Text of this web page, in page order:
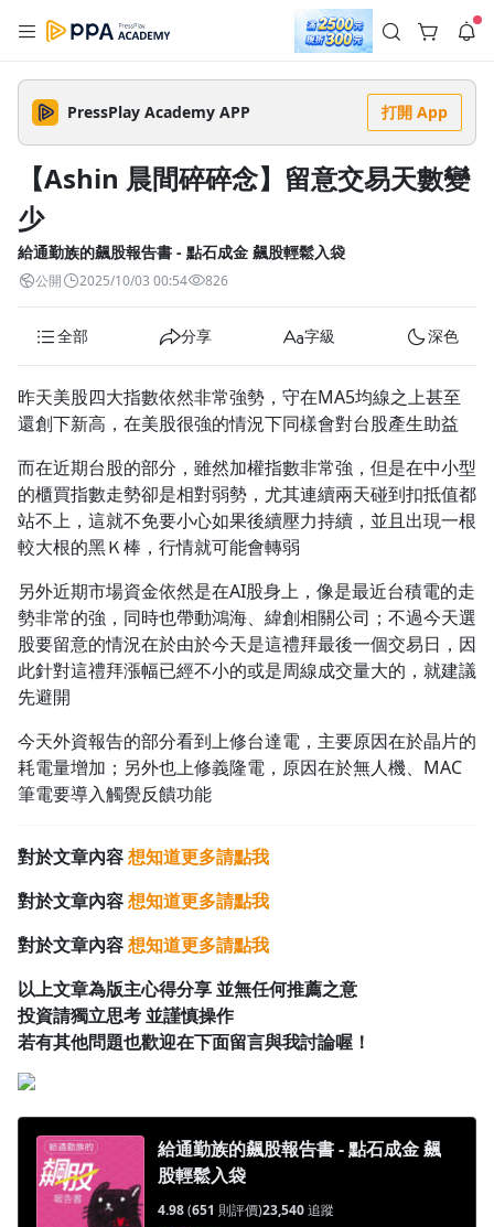
註冊領取 上千元優惠券！
公告
🌞 PPA 避暑津貼．冷氣房升級｜期間快閃活動
🥵 酷暑限時快閃｜單筆滿 NT$2,500 現折 NT$300、再贈最高
2% 點數回饋！🚀 酷暑來襲．偷偷在冷氣房升級 📈⭐️ 【冷氣房
進修 限時開跑】◾單筆滿 NT$2,500 現折 NT$300◾活動期間：
$5,000 回饋 2% 點數🎁 此為 PPA 官方帳號 Line@ 專屬活動，加
入好友👉 享有「渠道專屬活動」及「個人化推播」！
2 天前
PressPlay Academy APP 打開 App
【Ashin 晨間碎碎念】留意交易天數變
少
給通勤族的飆股報告書 - 點石成金 飆股輕鬆入袋
公開 2025/10/03 00:54 826
全部 分享 字級 深色
昨天美股四大指數依然非常強勢，守在MA5均線之上甚至
還創下新高，在美股很強的情況下同樣會對台股產生助益
而在近期台股的部分，雖然加權指數非常強，但是在中小型
的櫃買指數走勢卻是相對弱勢，尤其連續兩天碰到扣抵值都
站不上，這就不免要小心如果後續壓力持續，並且出現一根
較大根的黑Ｋ棒，行情就可能會轉弱
另外近期市場資金依然是在AI股身上，像是最近台積電的走
勢非常的強，同時也帶動鴻海、緯創相關公司；不過今天選
股要留意的情況在於由於今天是這禮拜最後一個交易日，因
此針對這禮拜漲幅已經不小的或是周線成交量大的，就建議
先避開
今天外資報告的部分看到上修台達電，主要原因在於晶片的
耗電量增加；另外也上修義隆電，原因在於無人機、MAC
筆電要導入觸覺反饋功能
對於文章內容想知道更多請點我
對於文章內容想知道更多請點我
對於文章內容想知道更多請點我
以上文章為版主心得分享 並無任何推薦之意
投資請獨立思考 並謹慎操作
若有其他問題也歡迎在下面留言與我討論喔！
給通勤族的飆股報告書 - 點石成金 飆
股輕鬆入袋
4.98(651 則評價)23,540追蹤
--:-- --:--
1.0x
2.0x
1.75x
1.5x
1.25x
1.0x
追蹤列表
去逛逛
清除全部